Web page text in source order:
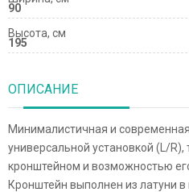
90
Высота, см
195
ОПИСАНИЕ
Минималистичная и
универсальной установкой (L/R),
кронштейном и возможностью
Кронштейн выполнен из латуни